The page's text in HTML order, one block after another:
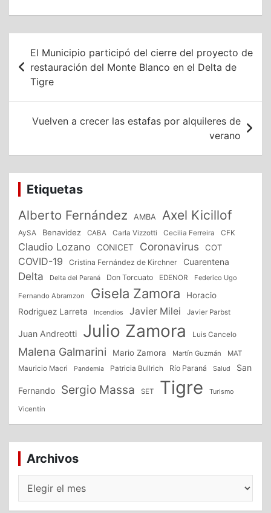
Navegación
de
entradas
El Municipio participó del cierre del proyecto de
restauración del Monte Blanco en el Delta de
Tigre
Vuelven a crecer las estafas por alquileres de
verano
Etiquetas
Alberto Fernández AMBA Axel Kicillof
AySA Benavidez CABA Carla Vizzotti Cecilia Ferreira CFK
Claudio Lozano CONICET Coronavirus COT
COVID-19 Cristina Fernández de Kirchner Cuarentena
Delta Delta del Paraná Don Torcuato EDENOR Federico Ugo
Fernando Abramzon Gisela Zamora
Horacio
Rodriguez Larreta
Incendios Javier Milei Javier Parbst
Juan Andreotti Julio Zamora Luis Cancelo
Malena Galmarini Mario Zamora Martín Guzmán
MAT
Mauricio Macri
Pandemia Patricia Bullrich Río Paraná Salud San
Fernando Sergio Massa SET Tigre Turismo
Vicentín
Archivos
Archivos